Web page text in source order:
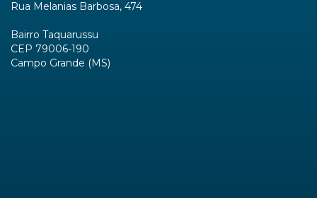
Rua Melanias Barbosa, 474
Bairro Taquarussu
CEP 79006-190
Campo Grande (MS)